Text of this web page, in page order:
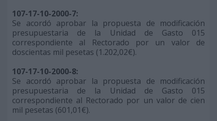
107-17-10-2000-7:
Se acordó aprobar la propuesta de modificación
presupuestaria de la Unidad de Gasto 015
correspondiente al Rectorado por un valor de
doscientas mil pesetas (1.202,02€).
107-17-10-2000-8:
Se acordó aprobar la propuesta de modificación
presupuestaria de la Unidad de Gasto 015
correspondiente al Rectorado por un valor de cien
mil pesetas (601,01€).